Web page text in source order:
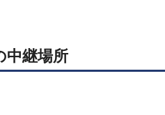
中継場所